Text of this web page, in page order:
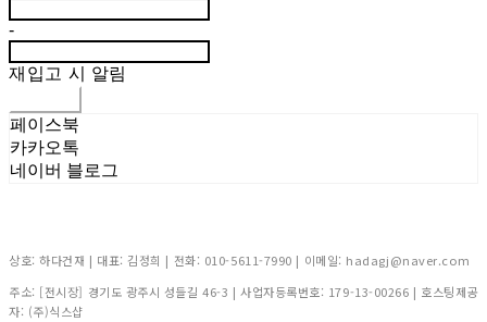
-
재입고 시 알림
페이스북
카카오톡
네이버 블로그
상호: 하다건재 | 대표: 김정희 | 전화: 010-5611-7990 | 이메일: hadagj@naver.com
주소: [전시장] 경기도 광주시 성들길 46-3 | 사업자등록번호: 179-13-00266 | 호스팅제공
자: (주)식스샵